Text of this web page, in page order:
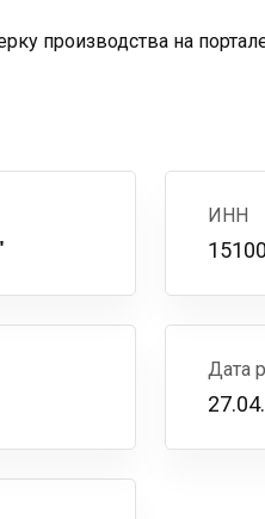
производства на
ИНН
Дата